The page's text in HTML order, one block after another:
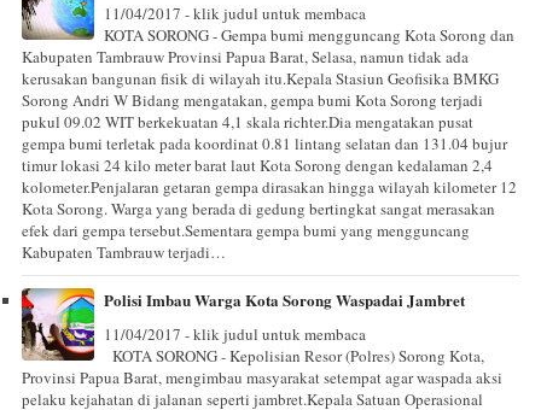
11/04/2017 - klik judul untuk membaca
KOTA SORONG - Gempa bumi mengguncang Kota Sorong dan
Kabupaten Tambrauw Provinsi Papua Barat, Selasa, namun tidak ada
kerusakan bangunan fisik di wilayah itu.Kepala Stasiun Geofisika BMKG
Sorong Andri W Bidang mengatakan, gempa bumi Kota Sorong terjadi
pukul 09.02 WIT berkekuatan 4,1 skala richter.Dia mengatakan pusat
gempa bumi terletak pada koordinat 0.81 lintang selatan dan 131.04 bujur
timur lokasi 24 kilo meter barat laut Kota Sorong dengan kedalaman 2,4
kolometer.Penjalaran getaran gempa dirasakan hingga wilayah kilometer 12
Kota Sorong. Warga yang berada di gedung bertingkat sangat merasakan
efek dari gempa tersebut.Sementara gempa bumi yang mengguncang
Kabupaten Tambrauw terjadi…
Polisi Imbau Warga Kota Sorong Waspadai Jambret
11/04/2017 - klik judul untuk membaca
KOTA SORONG - Kepolisian Resor (Polres) Sorong Kota,
Provinsi Papua Barat, mengimbau masyarakat setempat agar waspada aksi
pelaku kejahatan di jalanan seperti jambret.Kepala Satuan Operasional